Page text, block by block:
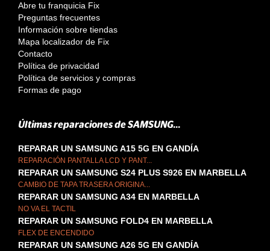
Abre tu franquicia Fix
Preguntas frecuentes
Información sobre tiendas
Mapa localizador de Fix
Contacto
Política de privacidad
Política de servicios y compras
Formas de pago
Últimas reparaciones de SAMSUNG...
REPARAR UN SAMSUNG A15 5G EN GANDÍA
REPARACIÓN PANTALLA LCD Y PANT...
REPARAR UN SAMSUNG S24 PLUS S926 EN MARBELLA
CAMBIO DE TAPA TRASERA ORIGINA...
REPARAR UN SAMSUNG A34 EN MARBELLA
NO VA EL TACTIL
REPARAR UN SAMSUNG FOLD4 EN MARBELLA
FLEX DE ENCENDIDO
REPARAR UN SAMSUNG A26 5G EN GANDÍA